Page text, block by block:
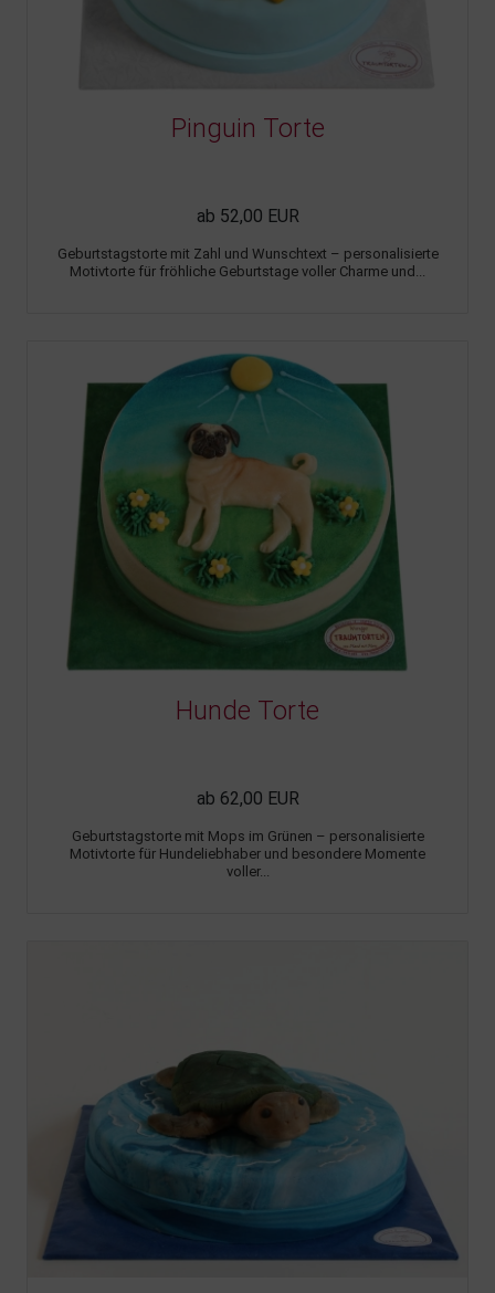
Pinguin Torte
ab 52,00 EUR
Geburtstagstorte mit Zahl und Wunschtext – personalisierte
Motivtorte für fröhliche Geburtstage voller Charme und...
Hunde Torte
ab 62,00 EUR
Geburtstagstorte mit Mops im Grünen – personalisierte
Motivtorte für Hundeliebhaber und besondere Momente
voller...